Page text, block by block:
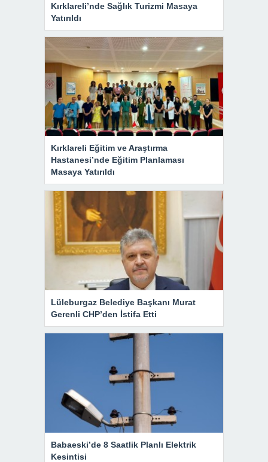
Kırklareli’nde Sağlık Turizmi Masaya
Yatırıldı
Kırklareli Eğitim ve Araştırma
Hastanesi’nde Eğitim Planlaması
Masaya Yatırıldı
Lüleburgaz Belediye Başkanı Murat
Gerenli CHP’den İstifa Etti
Babaeski’de 8 Saatlik Planlı Elektrik
Kesintisi